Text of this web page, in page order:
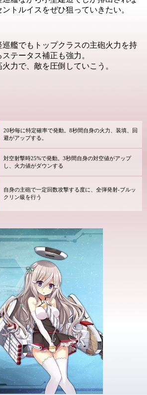
ントルイス をぜひ狙っていきたい。
艦でもトップクラスの主砲火力 を持
ステータス補正 も強力。
火力で、敵を圧倒していこう。
20秒毎に特定確率で発動。8秒間自身の火力、装填、回
避がアップする。
対空射撃時25%で発動。3秒間自身の対空値がアップ
し、火力値がダウンする
自身の主砲で一定回数攻撃する度に、全弾発射-ブルッ
クリン級を行う